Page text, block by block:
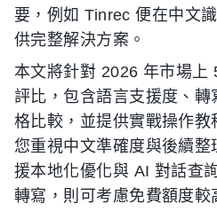
要，例如 Tinrec 便在中文
供完整解決方案。
本文將針對 2026 年市場上
評比，包含語言支援度、
格比較，並提供實戰操作教
您重視中文準確度與後續整
援本地化優化與 AI 對話查
轉寫，則可考慮免費額度較